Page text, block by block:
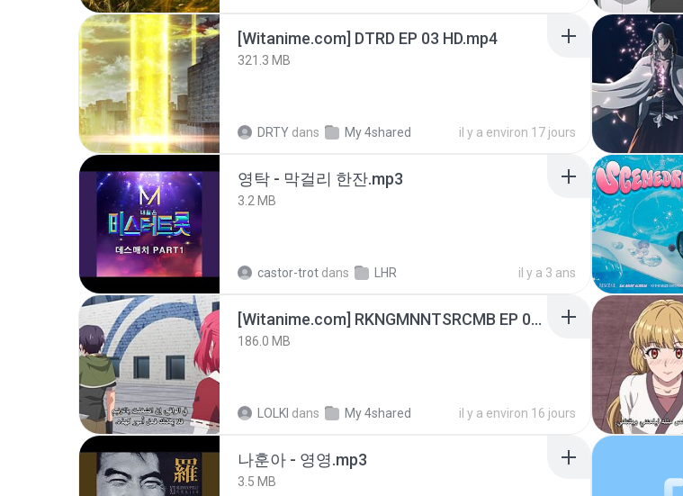
[Witanime.com] DTRD EP 03 HD.mp4
321.3 MB
DRTY dans My 4shared il y a environ 17 jours
영탁 - 막걸리 한잔.mp3
3.2 MB
castor-trot dans LHR il y a 3 ans
[Witanime.com] RKNGMNNTSRCMB EP 05 HD.mp4
186.0 MB
LOLKI dans My 4shared il y a environ 16 jours
나훈아 - 영영.mp3
3.5 MB